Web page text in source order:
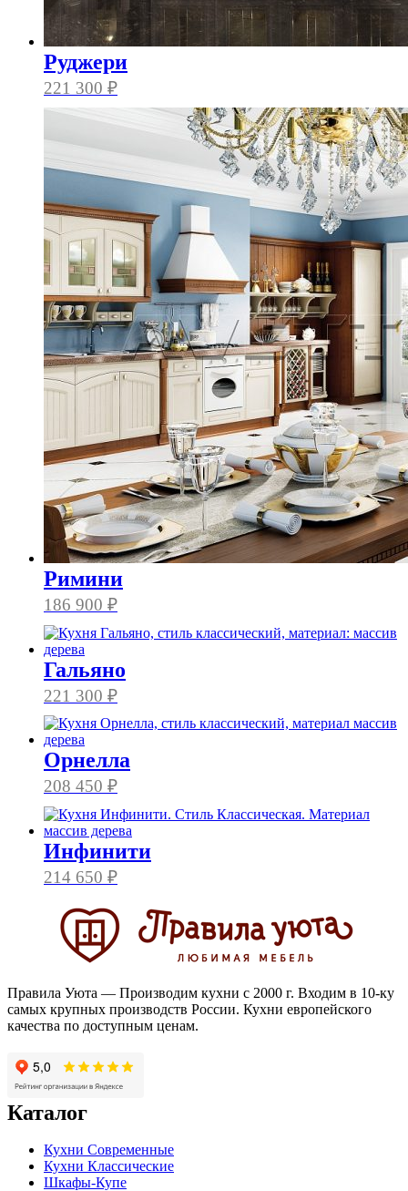
Руджери
221 300 ₽
Римини
186 900 ₽
Гальяно
221 300 ₽
Орнелла
208 450 ₽
Инфинити
214 650 ₽
Правила Уюта — Производим кухни с 2000 г. Входим в 10-ку
самых крупных производств России. Кухни европейского
качества по доступным ценам.
Каталог
Кухни Современные
Кухни Классические
Шкафы-Купе